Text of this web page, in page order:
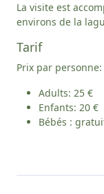
La visite est
environs de la
Tarif
Prix par personne:
Adults: 25 €
Enfants: 20 €
Bébés :